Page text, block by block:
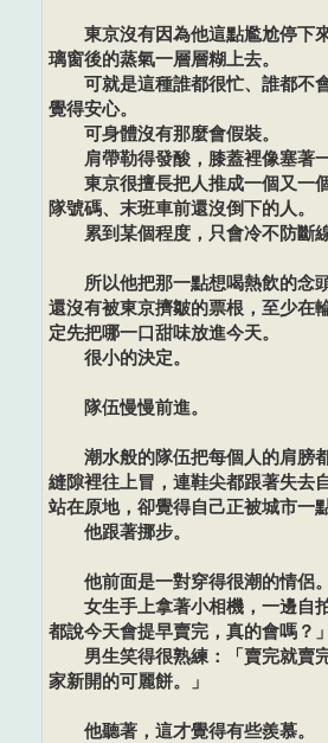
東京沒有因為他這點尷尬停下
璃窗後的蒸氣一層層糊上去。
可就是這種誰都很忙、誰都不
覺得安心。
可身體沒有那麼會假裝。
肩帶勒得發酸，膝蓋裡像塞著一
東京很擅長把人推成一個又一
隊號碼、末班車前還沒倒下的人。
累到某個程度，只會冷不防斷線
所以他把那一點想喝熱飲的念
還沒有被東京擠皺的票根，至少在
定先把哪一口甜味放進今天。
很小的決定。
隊伍慢慢前進。
潮水般的隊伍把每個人的肩膀
縫隙裡往上冒，連鞋尖都跟著失去
站在原地，卻覺得自己正被城市一
他跟著挪步。
他前面是一對穿得很潮的情侶。
女生手上拿著小相機，一邊自
都說今天會提早賣完，真的會嗎？」
男生笑得很熟練：「賣完就賣
家新開的可麗餅。」
他聽著，這才覺得有些羨慕。